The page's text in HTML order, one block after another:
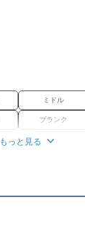
ミドル
ブランク
もっと見る